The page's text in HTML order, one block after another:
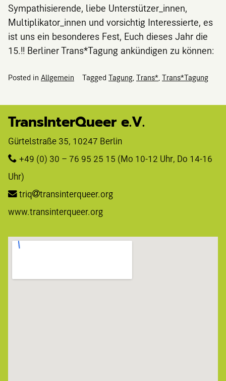
Sympathisierende, liebe Unterstützer_innen,
Multiplikator_innen und vorsichtig Interessierte, es
ist uns ein besonderes Fest, Euch dieses Jahr die
15.!! Berliner Trans*Tagung ankündigen zu können:
Posted in Allgemein Tagged Tagung, Trans*, Trans*Tagung
TransInterQueer e.V.
Gürtelstraße 35, 10247 Berlin
+49 (0) 30 – 76 95 25 15 (Mo 10-12 Uhr, Do 14-16
Uhr)
triq
transinterqueer.org
www.transinterqueer.org